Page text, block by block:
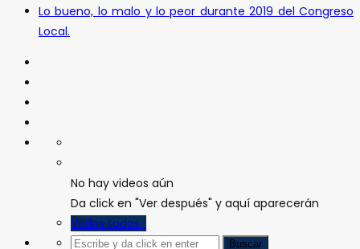
Lo bueno, lo malo y lo peor durante 2019 del Congreso
Local.
No hay videos aún
Da click en "Ver después" y aquí aparecerán
Verlos todos